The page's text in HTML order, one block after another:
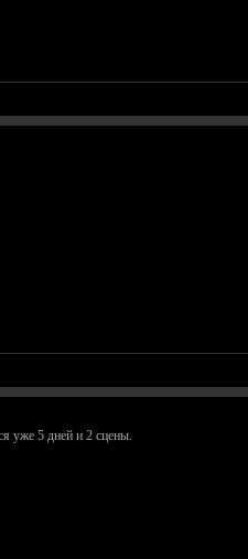
уже 5 дней и 2 сцены.